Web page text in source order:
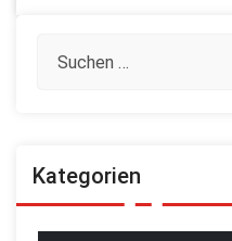
Kategorien